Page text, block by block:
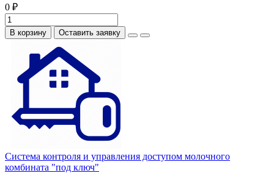
0 ₽
В корзину Оставить заявку
Система контроля и управления доступом молочного
комбината "под ключ"